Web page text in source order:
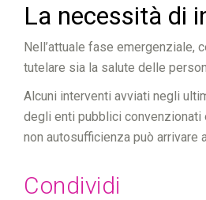
La necessità di
Nell’attuale fase emergenziale,
tutelare sia la salute delle
Alcuni interventi avviati negli
degli enti pubblici convenzionati
non autosufficienza può arrivare
Condividi